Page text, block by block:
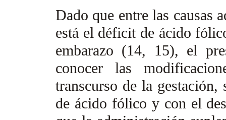
Dado que entre las causas
está el déficit de ácido
embarazo (14, 15), el
conocer las
transcurso de la gestación,
de ácido fólico y con el